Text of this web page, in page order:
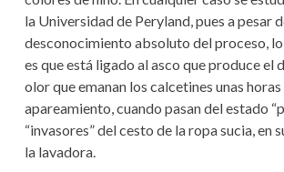
la Universidad de Peryland, pues a pesar
desconocimiento absoluto del proceso, lo
es que está ligado al asco que produce el
olor que emanan los calcetines unas
apareamiento, cuando pasan del estado
“invasores” del cesto de la ropa sucia, en
la lavadora.